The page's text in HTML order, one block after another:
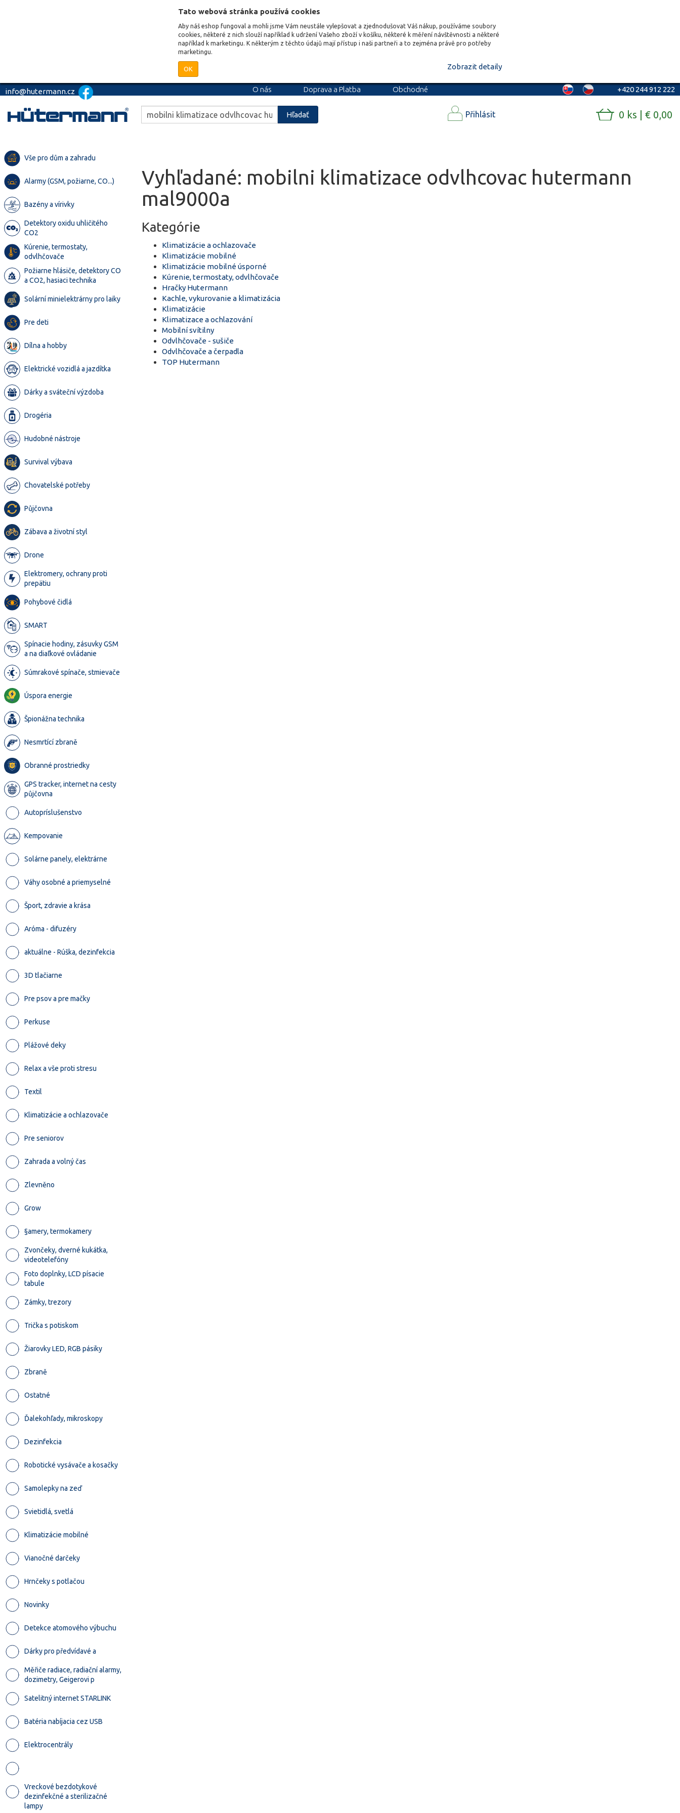
Tato webová stránka používá cookies
Aby náš eshop fungoval a mohli jsme Vám neustále vylepšovat a zjednodušovat Váš nákup, používáme soubory
cookies, některé z nich slouží například k udržení Vašeho zboží v košíku, některé k měření návštěvnosti a některé
například k marketingu. K některým z těchto údajů mají přístup i naši partneři a to zejména právě pro potřeby
marketingu.
OK Zobrazit detaily
info@hutermann.cz O nás Doprava a Platba
Obchodné
+420 244 912 222
Hľadať Přihlásit 0 ks | € 0,00
Vše pro dům a zahradu
Alarmy (GSM, požiarne, CO...)
Bazény a vírivky
Detektory oxidu uhličitého
CO2
Kúrenie, termostaty,
odvlhčovače
Požiarne hlásiče, detektory CO
a CO2, hasiaci technika
Solární minielektrárny pro laiky
Pre deti
Dílna a hobby
Elektrické vozidlá a jazdítka
Dárky a sváteční výzdoba
Drogéria
Hudobné nástroje
Survival výbava
Chovatelské potřeby
Půjčovna
Zábava a životní styl
Drone
Elektromery, ochrany proti
prepätiu
Pohybové čidlá
SMART
Spínacie hodiny, zásuvky GSM
a na diaľkové ovládanie
Súmrakové spínače, stmievače
Úspora energie
Špionážna technika
Nesmrtící zbraně
Obranné prostriedky
GPS tracker, internet na cesty
půjčovna
Autopríslušenstvo
Kempovanie
Solárne panely, elektrárne
Váhy osobné a priemyselné
Šport, zdravie a krása
Aróma - difuzéry
aktuálne - Rúška, dezinfekcia
3D tlačiarne
Pre psov a pre mačky
Perkuse
Plážové deky
Relax a vše proti stresu
Textil
Klimatizácie a ochlazovače
Pre seniorov
Zahrada a volný čas
Zlevněno
Grow
§amery, termokamery
Zvončeky, dverné kukátka,
videotelefóny
Foto doplnky, LCD písacie
tabule
Zámky, trezory
Trička s potiskom
Žiarovky LED, RGB pásiky
Zbraně
Ostatné
Ďalekohľady, mikroskopy
Dezinfekcia
Robotické vysávače a kosačky
Samolepky na zeď
Svietidlá, svetlá
Klimatizácie mobilné
Vianočné darčeky
Hrnčeky s potlačou
Novinky
Detekce atomového výbuchu
Dárky pro předvídavé a
Měřiče radiace, radiační alarmy,
dozimetry, Geigerovi p
Satelitný internet STARLINK
Batéria nabíjacia cez USB
Elektrocentrály
Vreckové bezdotykové
dezinfekčné a sterilizačné
lampy
Vyhľadané: mobilni klimatizace odvlhcovac hutermann
mal9000a
Kategórie
Klimatizácie a ochlazovače
Klimatizácie mobilné
Klimatizácie mobilné úsporné
Kúrenie, termostaty, odvlhčovače
Hračky Hutermann
Kachle, vykurovanie a klimatizácia
Klimatizácie
Klimatizace a ochlazování
Mobilní svítilny
Odvlhčovače - sušiče
Odvlhčovače a čerpadla
TOP Hutermann